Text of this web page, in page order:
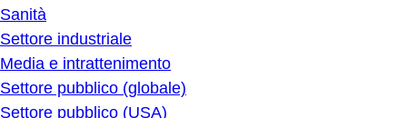
Sanità
Settore industriale
Media e intrattenimento
Settore pubblico (globale)
Settore pubblico (USA)